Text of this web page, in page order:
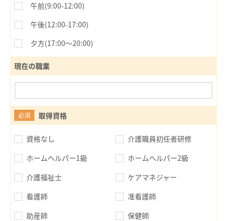
午前(9:00-12:00)
午後(12:00-17:00)
夕方(17:00〜20:00)
現在の職業
必須 取得資格
資格なし
介護職員初任者研修
ホームヘルパー1級
ホームヘルパー2級
介護福祉士
ケアマネジャー
看護師
准看護師
助産師
保健師